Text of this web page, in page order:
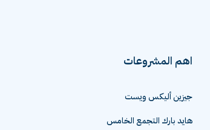
اهم المشروعات
جيزين أليكس ويست
هايد بارك التجمع الخامس